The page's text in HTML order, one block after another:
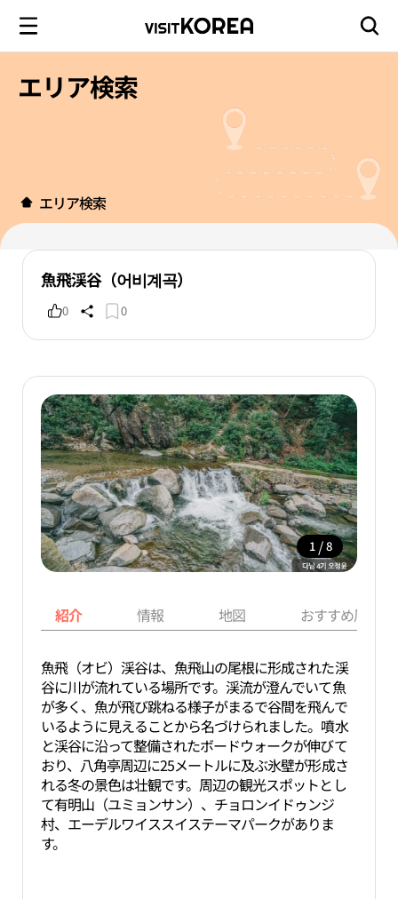
エリア検索
エリア検索
魚飛渓谷（어비계곡）
0 0
1 / 8
紹介 情報 地図 おすすめ周辺
魚飛（オビ）渓谷は、魚飛山の尾根に形成された渓
谷に川が流れている場所です。渓流が澄んでいて魚
が多く、魚が飛び跳ねる様子がまるで谷間を飛んで
いるように見えることから名づけられました。噴水
と渓谷に沿って整備されたボードウォークが伸びて
おり、八角亭周辺に25メートルに及ぶ氷壁が形成さ
れる冬の景色は壮観です。周辺の観光スポットとし
て有明山（ユミョンサン）、チョロンイドゥンジ
村、エーデルワイススイステーマパークがありま
す。